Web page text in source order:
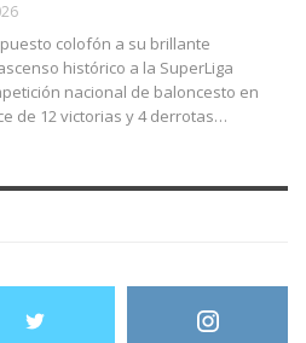
puesto colofón a su brillante
histórico a la SuperLiga
nacional de baloncesto en
de 12 victorias y 4 derrotas…